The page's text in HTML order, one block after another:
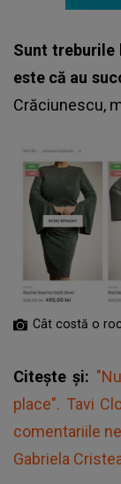
Sunt treburile
este că au
Crăciunescu,
Cât costă o
Citește și:
place". Tavi
comentariile
Gabriela